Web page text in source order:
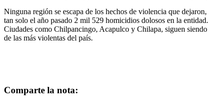
Ninguna región se escapa de los hechos de violencia que dejaron,
tan solo el año pasado 2 mil 529 homicidios dolosos en la entidad.
Ciudades como Chilpancingo, Acapulco y Chilapa, siguen siendo
de las más violentas del país.
Comparte la nota: